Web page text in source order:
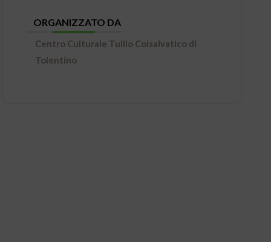
ORGANIZZATO DA
Centro Culturale Tullio Colsalvatico di
Tolentino